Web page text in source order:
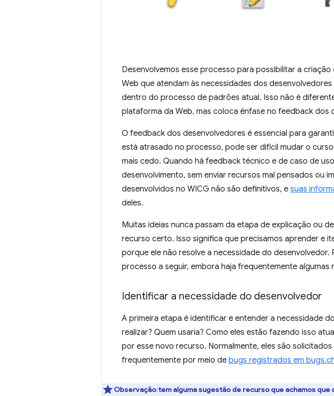
Desenvolvemos esse processo para possibilitar a
Web que atendam às necessidades dos
dentro do processo de padrões atual. Isso não é
plataforma da Web, mas coloca ênfase no feedback dos
O feedback dos desenvolvedores é essencial para
está atrasado no processo, pode ser difícil mudar o
mais cedo. Quando há feedback técnico e de caso de
desenvolvimento, sem enviar recursos mal pensados ou
desenvolvidos no WICG não são definitivos, e suas
deles.
Muitas ideias nunca passam da etapa de explicação ou de
recurso certo. Isso significa que precisamos aprender e
porque ele não resolve a necessidade do
processo a seguir, embora haja frequentemente
Identificar a necessidade do desenvolvedor
A primeira etapa é identificar e entender a necessidade
realizar? Quem usaria? Como eles estão fazendo isso
por esse novo recurso. Normalmente, eles são
frequentemente por meio de bugs registrados em
Observação:tem alguma sugestão de recurso que achamos